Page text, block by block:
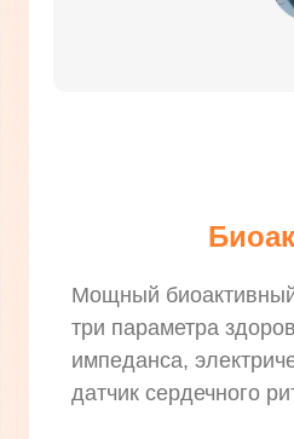
Мощный
три параметра
импеданса,
датчик сердечного